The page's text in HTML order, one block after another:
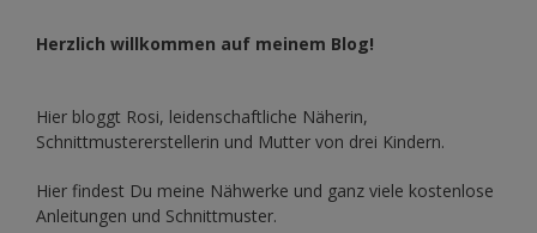
Herzlich willkommen auf meinem Blog!
Hier bloggt Rosi, leidenschaftliche Näherin,
Schnittmustererstellerin und Mutter von drei Kindern.
Hier findest Du meine Nähwerke und ganz viele kostenlose
Anleitungen und Schnittmuster.